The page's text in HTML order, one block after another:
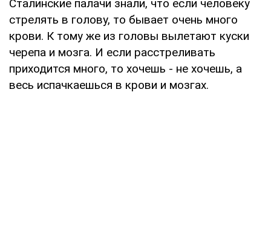
Сталинские палачи знали, что если человеку
стрелять в голову, то бывает очень много
крови. К тому же из головы вылетают куски
черепа и мозга. И если расстреливать
приходится много, то хочешь - не хочешь, а
весь испачкаешься в крови и мозгах.